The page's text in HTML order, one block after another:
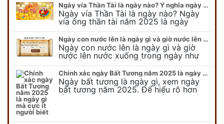
Ngày vía Thần Tài là ngày nào? Ý nghĩa ngày vía Thần Tài năm 2025
Ngày vía Thần Tài là ngày nào? Ngày
vía ông thần tài năm 2025 là ngày
mùng 10 âm lịch hàng tháng. Tại sao
trong ngày này, tất cả mọi…
Ngày con nước lên là ngày gì và giờ nước lên nước xuống trong ngày?
Ngày con nước lên là ngày gì và giờ
nước lên nước xuống trong ngày như
thế nào? Có điều gì cần chú ý về ngày
con nước lên? Đừng…
Chính xác ngày Bất Tương năm 2025 là ngày gì mà cực ít người biết
Ngày bất tương là ngày gì, xem ngày
bất tương năm 2025. Để hiểu rõ hơn
về ngày bất tương, ngày bất tương là